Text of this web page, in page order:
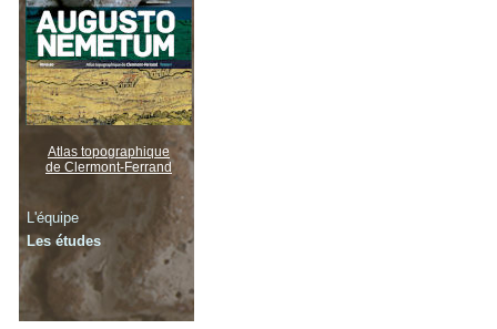
Atlas topographique
de Clermont-Ferrand
L'équipe
Les études